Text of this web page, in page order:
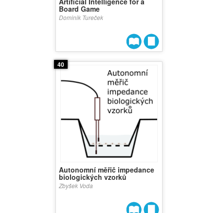
Board Game
Dominik Tureček
40
Autonomní měřič impedance
biologických vzorků
Zbyšek Voda